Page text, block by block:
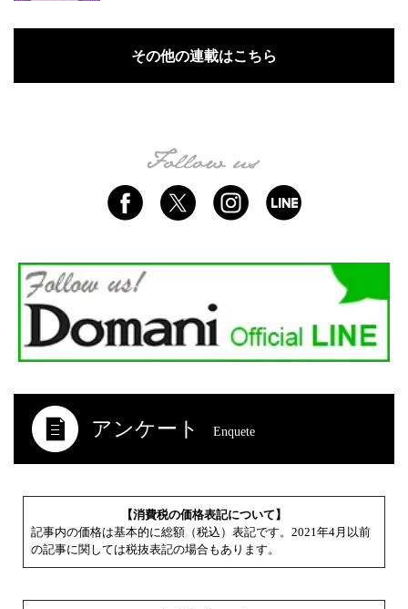
その他の連載はこちら
アンケート Enquete
【消費税の価格表記について】
記事内の価格は基本的に総額（税込）表記です。2021年4月以前
の記事に関しては税抜表記の場合もあります。